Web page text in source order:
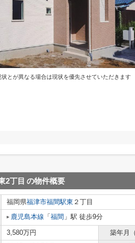
とが異なる場合は現状を優先させていただきます
2丁目 の物件概要
福岡県福津市福間駅東 ２丁目
鹿児島本線 「 福間 」駅 徒歩9分
3,580万円 築年月